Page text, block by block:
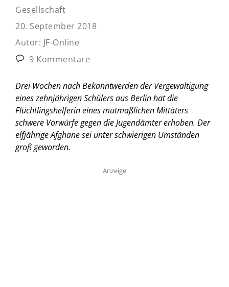
Gesellschaft
20. September 2018
Autor: JF-Online
9 Kommentare
Drei Wochen nach Bekanntwerden der Vergewaltigung
eines zehnjährigen Schülers aus Berlin hat die
Flüchtlingshelferin eines mutmaßlichen Mittäters
schwere Vorwürfe gegen die Jugendämter erhoben. Der
elfjährige Afghane sei unter schwierigen Umständen
groß geworden.
Anzeige